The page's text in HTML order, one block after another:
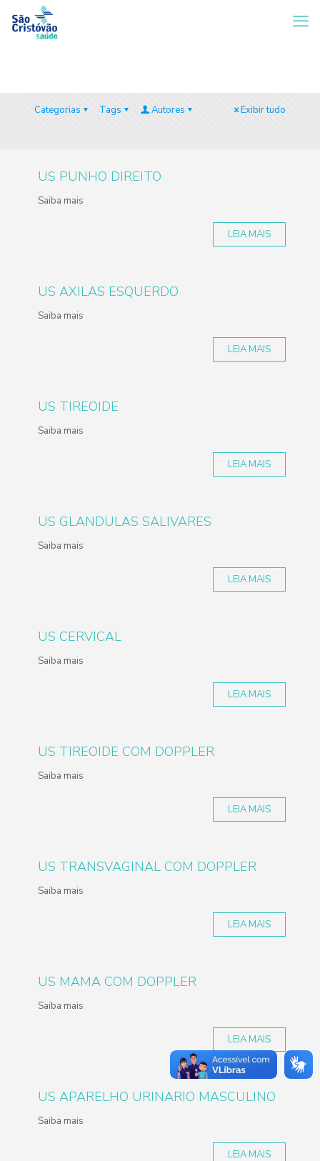
Categorias Tags Autores Exibir tudo
US PUNHO DIREITO
Saiba mais
LEIA MAIS
US AXILAS ESQUERDO
Saiba mais
LEIA MAIS
US TIREOIDE
Saiba mais
LEIA MAIS
US GLANDULAS SALIVARES
Saiba mais
LEIA MAIS
US CERVICAL
Saiba mais
LEIA MAIS
US TIREOIDE COM DOPPLER
Saiba mais
LEIA MAIS
US TRANSVAGINAL COM DOPPLER
Saiba mais
LEIA MAIS
US MAMA COM DOPPLER
Saiba mais
LEIA MAIS
US APARELHO URINARIO MASCULINO
Saiba mais
LEIA MAIS